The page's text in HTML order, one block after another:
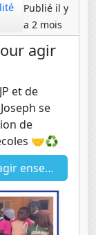
Publié il y
a 2 mois
agir
et de
se
de
🤝♻️
!